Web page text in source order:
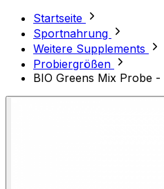
Startseite
Sportnahrung
Weitere Supplements
Probiergrößen
BIO Greens Mix Probe -